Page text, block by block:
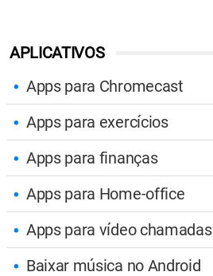
APLICATIVOS
Apps para Chromecast
Apps para exercícios
Apps para finanças
Apps para Home-office
Apps para vídeo chamadas
Baixar música no Android